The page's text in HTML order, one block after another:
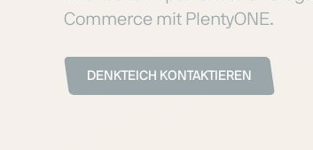
Commerce mit PlentyONE.
DENKTEICH KONTAKTIEREN